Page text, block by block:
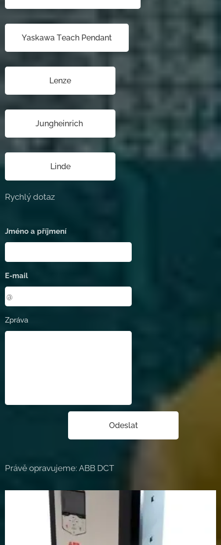
Yaskawa Teach Pendant
Lenze
Jungheinrich
Linde
Rychlý dotaz
Jméno a příjmení
E-mail
Zpráva
Odeslat
Právě opravujeme: ABB DCT